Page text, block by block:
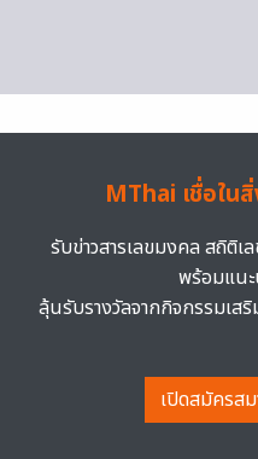
MThai เชื่อใน
รับข่าวสารเลขมงคล สถิติเ
พร้อมแนะ
ลุ้นรับรางวัลจากกิจกรรมเส
เปิดสมัครส